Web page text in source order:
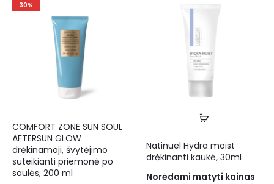
30%
COMFORT ZONE SUN SOUL
AFTERSUN GLOW
drėkinamoji, švytėjimo
suteikianti priemonė po
saulės, 200 ml
Natinuel Hydra moist
drėkinanti kaukė, 30ml
Norėdami matyti kainas